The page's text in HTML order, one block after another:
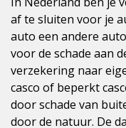
af te sluiten voor je
auto een andere
voor de schade aan
verzekering naar
casco of beperkt
door schade van
door de natuur. De